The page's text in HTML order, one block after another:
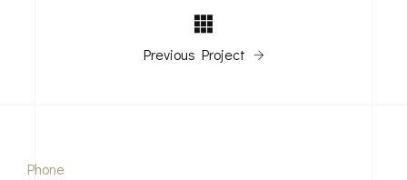
Previous Project
Phone